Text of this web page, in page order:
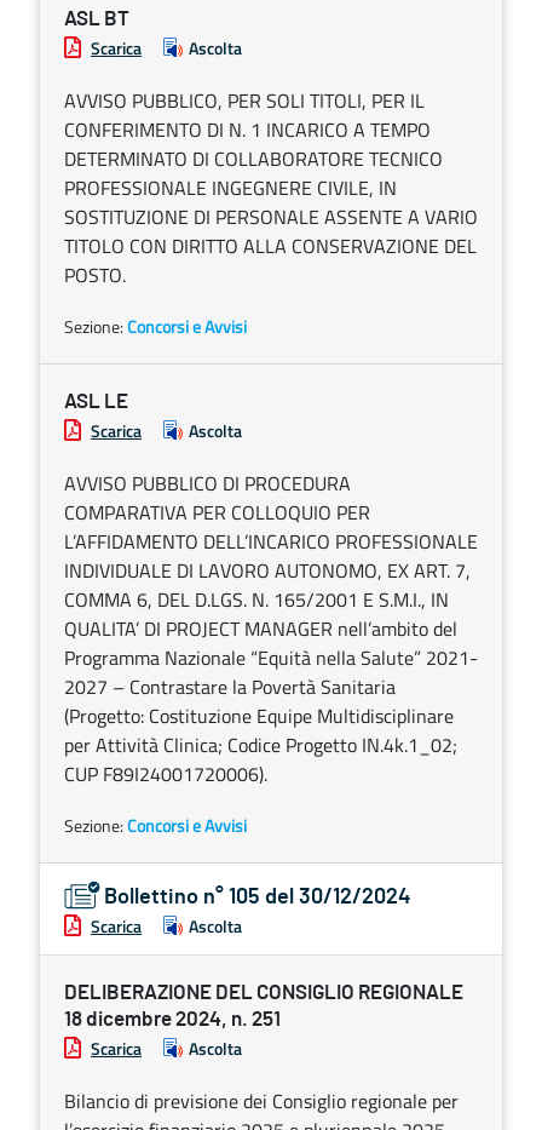
ASL BT
Scarica Ascolta
AVVISO PUBBLICO, PER SOLI TITOLI, PER IL
CONFERIMENTO DI N. 1 INCARICO A TEMPO
DETERMINATO DI COLLABORATORE TECNICO
PROFESSIONALE INGEGNERE CIVILE, IN
SOSTITUZIONE DI PERSONALE ASSENTE A VARIO
TITOLO CON DIRITTO ALLA CONSERVAZIONE DEL
POSTO.
Sezione:Concorsi e Avvisi
ASL LE
Scarica Ascolta
AVVISO PUBBLICO DI PROCEDURA
COMPARATIVA PER COLLOQUIO PER
L’AFFIDAMENTO DELL’INCARICO PROFESSIONALE
INDIVIDUALE DI LAVORO AUTONOMO, EX ART. 7,
COMMA 6, DEL D.LGS. N. 165/2001 E S.M.I., IN
QUALITA’ DI PROJECT MANAGER nell’ambito del
Programma Nazionale “Equità nella Salute” 2021-
2027 – Contrastare la Povertà Sanitaria
(Progetto: Costituzione Equipe Multidisciplinare
per Attività Clinica; Codice Progetto IN.4k.1_02;
CUP F89I24001720006).
Sezione:Concorsi e Avvisi
Bollettino n° 105 del 30/12/2024
Scarica Ascolta
DELIBERAZIONE DEL CONSIGLIO REGIONALE
18 dicembre 2024, n. 251
Scarica Ascolta
Bilancio di previsione dei Consiglio regionale per